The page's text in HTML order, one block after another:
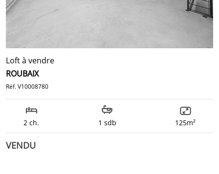
Loft à vendre
ROUBAIX
Réf. V10008780
2 ch. 1 sdb 125m²
VENDU